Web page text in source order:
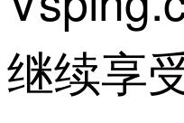
继续享